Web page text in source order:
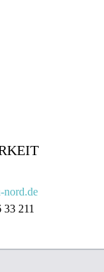
nord.de
211